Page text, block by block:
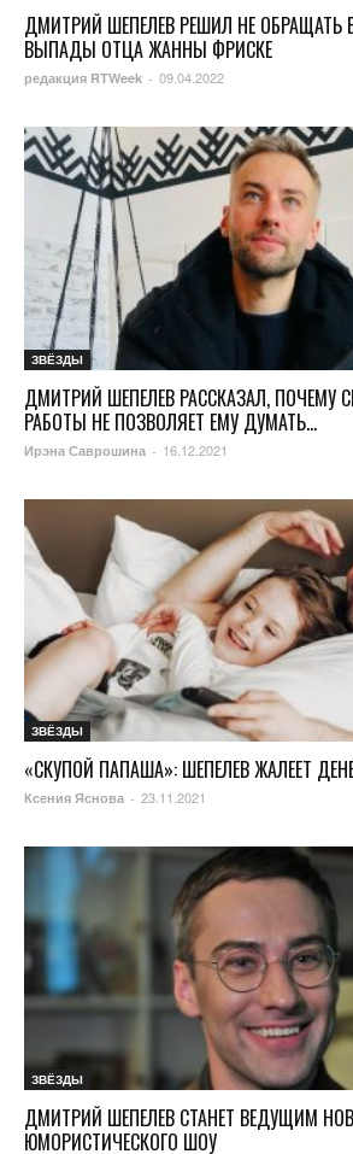
ДМИТРИЙ ШЕПЕЛЕВ РЕШИЛ НЕ ОБРАЩАТЬ
ВЫПАДЫ ОТЦА ЖАННЫ ФРИСКЕ
редакция RTWeek - 09.04.2022
ЗВЁЗДЫ
ДМИТРИЙ ШЕПЕЛЕВ РАССКАЗАЛ, ПОЧЕМУ
РАБОТЫ НЕ ПОЗВОЛЯЕТ ЕМУ ДУМАТЬ...
Ирэна Саврошина - 16.12.2021
ЗВЁЗДЫ
«СКУПОЙ ПАПАША»: ШЕПЕЛЕВ ЖАЛЕЕТ
Ксения Яснова - 23.11.2021
ЗВЁЗДЫ
ДМИТРИЙ ШЕПЕЛЕВ СТАНЕТ ВЕДУЩИМ
ЮМОРИСТИЧЕСКОГО ШОУ